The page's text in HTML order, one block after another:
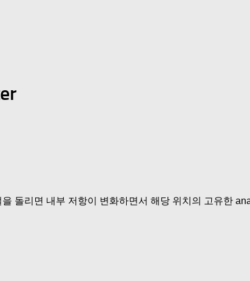
돌리면 내부 저항이 변화하면서 해당 위치의 고유한